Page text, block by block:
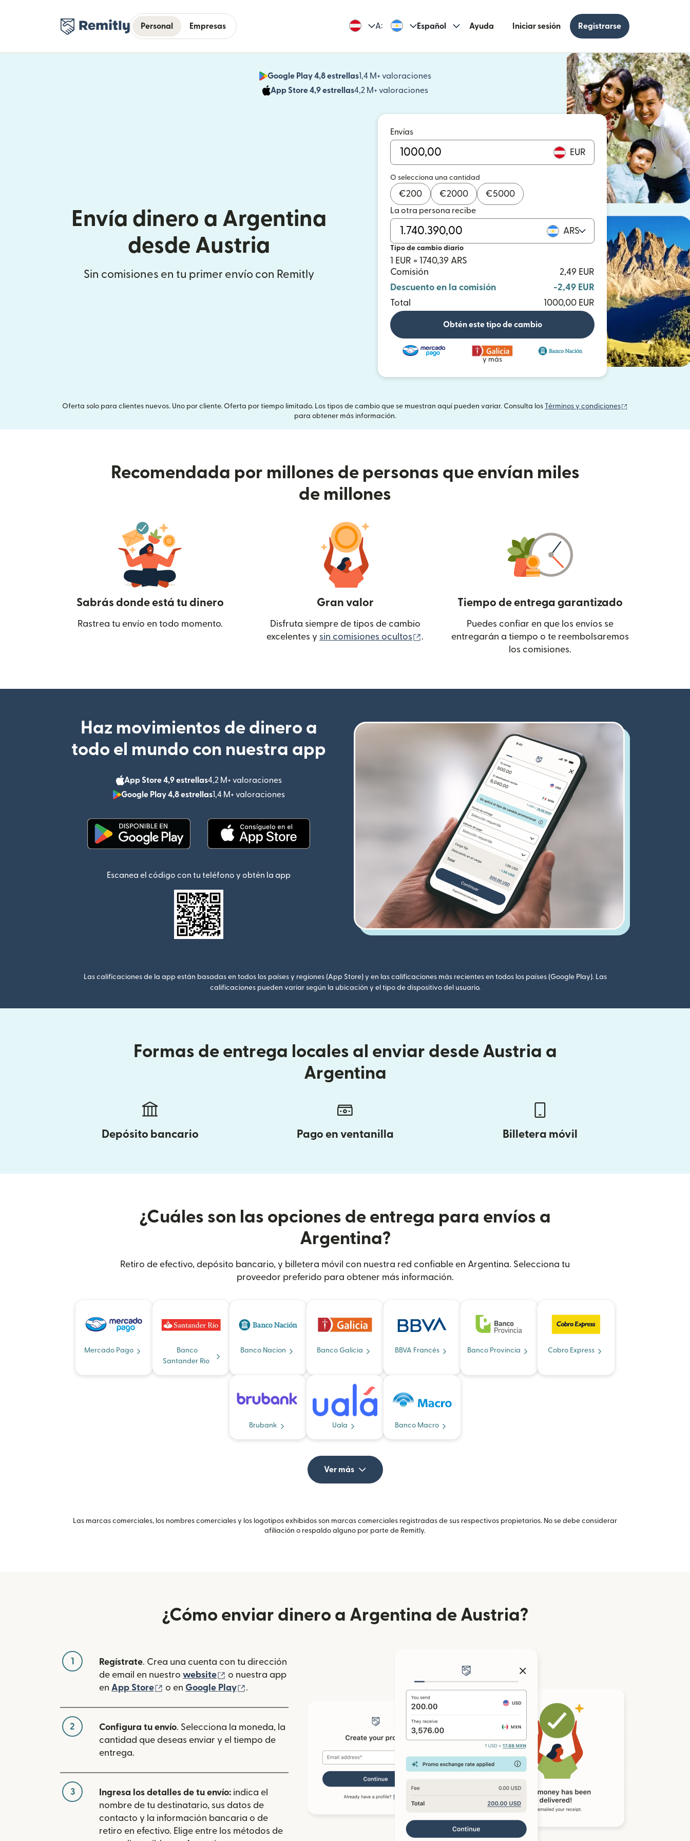
Personal Empresas A: Español Ayuda Iniciar sesión Registrarse
Google Play 4,8 estrellas1,4 M+ valoraciones
(se abre en una ventana nueva)
App Store 4,9 estrellas4,2 M+ valoraciones
(se abre en una ventana nueva)
Envía dinero a Argentina
desde Austria
Sin comisiones en tu primer envío con Remitly
Envías
EUR
O selecciona una cantidad
€200 €2000 €5000
La otra persona recibe
ARS
Tipo de cambio diario
1 EUR = 1740,39 ARS
Comisión
2,49 EUR
Descuento en la comisión
-2,49 EUR
Total
1000,00 EUR
Obtén este tipo de cambio
y más
Oferta solo para clientes nuevos. Uno por cliente. Oferta por tiempo limitado. Los tipos de cambio que se muestran aquí pueden variar. Consulta los Términos y condiciones
para obtener más información.
Recomendada por millones de personas que envían miles
de millones
Sabrás donde está tu dinero
Rastrea tu envío en todo momento.
Gran valor
Disfruta siempre de tipos de cambio
excelentes y sin comisiones ocultos (se abre en una ventana nueva)
.
Tiempo de entrega garantizado
Puedes confiar en que los envíos se
entregarán a tiempo o te reembolsaremos
los comisiones.
Haz movimientos de dinero a
todo el mundo con nuestra app
App Store 4,9 estrellas4,2 M+ valoraciones
(se abre en una ventana nueva)
Google Play 4,8 estrellas1,4 M+ valoraciones
(se abre en una ventana nueva)
Escanea el código con tu teléfono y obtén la app
Las calificaciones de la app están basadas en todos los países y regiones (App Store) y en las calificaciones más recientes en todos los países (Google Play). Las
calificaciones pueden variar según la ubicación y el tipo de dispositivo del usuario.
Formas de entrega locales al enviar desde Austria a
Argentina
Depósito bancario Pago en ventanilla Billetera móvil
¿Cuáles son las opciones de entrega para envíos a
Argentina?
Retiro de efectivo, depósito bancario, y billetera móvil con nuestra red confiable en Argentina. Selecciona tu
proveedor preferido para obtener más información.
Mercado Pago
Banco
Santander Rio
Banco Nacion Banco Galicia BBVA Francés Banco Provincia Cobro Express
Brubank Uala Banco Macro
Ver más
Las marcas comerciales, los nombres comerciales y los logotipos exhibidos son marcas comerciales registradas de sus respectivos propietarios. No se debe considerar
afiliación o respaldo alguno por parte de Remitly.
¿Cómo enviar dinero a Argentina de Austria?
1 Regístrate. Crea una cuenta con tu dirección
de email en nuestro website (se abre en una ventana nueva)
o nuestra app
en App Store (se abre en una ventana nueva)
o en Google Play .
2 Configura tu envío. Selecciona la moneda, la
cantidad que deseas enviar y el tiempo de
entrega.
3 Ingresa los detalles de tu envío: indica el
nombre de tu destinatario, sus datos de
contacto y la información bancaria o de
retiro en efectivo. Elige entre los métodos de